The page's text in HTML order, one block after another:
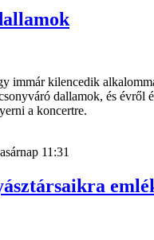
immár kilencedik
dallamok, és évről
a koncertre.
11:31